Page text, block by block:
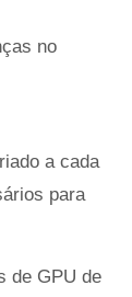
no
a cada
para
de GPU de